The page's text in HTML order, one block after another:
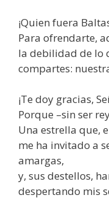
¡Quien fuera
Para ofrendarte,
la debilidad de lo
compartes:
¡Te doy gracias,
Porque –sin ser
Una estrella que,
me ha invitado a
amargas,
y, sus destellos,
despertando mis